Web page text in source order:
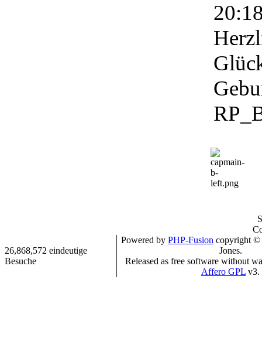
26,868,572 eindeutige
Besuche
Powered by PHP-Fusion copyright ©
Jones.
Released as free software without
Affero GPL v3.